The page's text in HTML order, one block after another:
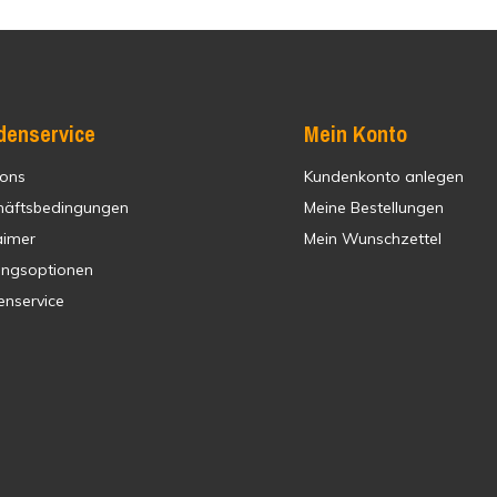
Mein Konto
Kundenkonto anlegen
Meine Bestellungen
Mein Wunschzettel